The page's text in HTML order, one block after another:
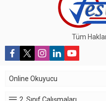
Tüm
Online Okuyucu